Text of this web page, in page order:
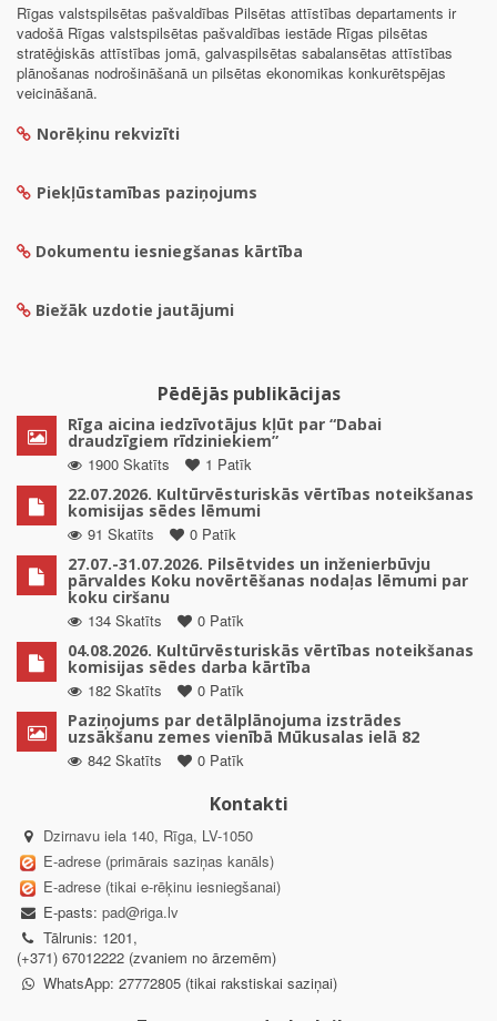
Rīgas valstspilsētas pašvaldības Pilsētas attīstības departaments ir
vadošā Rīgas valstspilsētas pašvaldības iestāde Rīgas pilsētas
stratēģiskās attīstības jomā, galvaspilsētas sabalansētas attīstības
plānošanas nodrošināšanā un pilsētas ekonomikas konkurētspējas
veicināšanā.
Norēķinu rekvizīti
Piekļūstamības paziņojums
Dokumentu iesniegšanas kārtība
Biežāk uzdotie jautājumi
Pēdējās publikācijas
Rīga aicina iedzīvotājus kļūt par “Dabai
draudzīgiem rīdziniekiem”
1900 Skatīts
1 Patīk
22.07.2026. Kultūrvēsturiskās vērtības noteikšanas
komisijas sēdes lēmumi
91 Skatīts
0 Patīk
27.07.-31.07.2026. Pilsētvides un inženierbūvju
pārvaldes Koku novērtēšanas nodaļas lēmumi par
koku ciršanu
134 Skatīts
0 Patīk
04.08.2026. Kultūrvēsturiskās vērtības noteikšanas
komisijas sēdes darba kārtība
182 Skatīts
0 Patīk
Paziņojums par detālplānojuma izstrādes
uzsākšanu zemes vienībā Mūkusalas ielā 82
842 Skatīts
0 Patīk
Kontakti
Dzirnavu iela 140, Rīga, LV-1050
E-adrese (primārais saziņas kanāls)
E-adrese (tikai e-rēķinu iesniegšanai)
E-pasts: pad@riga.lv
Tālrunis: 1201,
(+371) 67012222 (zvaniem no ārzemēm)
WhatsApp: 27772805 (tikai rakstiskai saziņai)